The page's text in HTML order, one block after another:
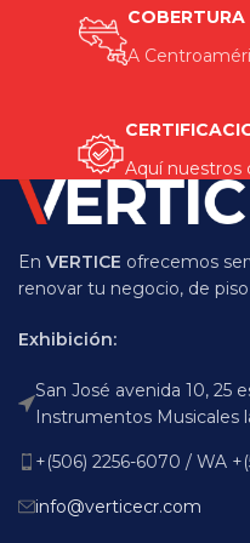
COBERTURA
A
Aquí nuestros
En VERTICE ofrecemos
renovar tu negocio, de piso
Exhibición:
San José avenida 10, 25
Instrumentos Musicales
+(506) 2256-6070 / WA
info@verticecr.com